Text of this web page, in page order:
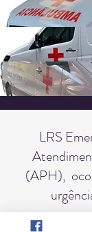
LRS
(APH),